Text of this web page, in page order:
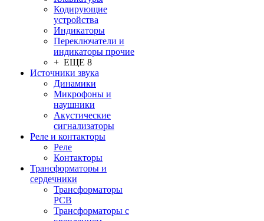
Кодирующие
устройства
Индикаторы
Переключатели и
индикаторы прочие
+ ЕЩЕ 8
Источники звука
Динамики
Микрофоны и
наушники
Акустические
сигнализаторы
Реле и контакторы
Реле
Контакторы
Трансформаторы и
сердечники
Трансформаторы
PCB
Трансформаторы с